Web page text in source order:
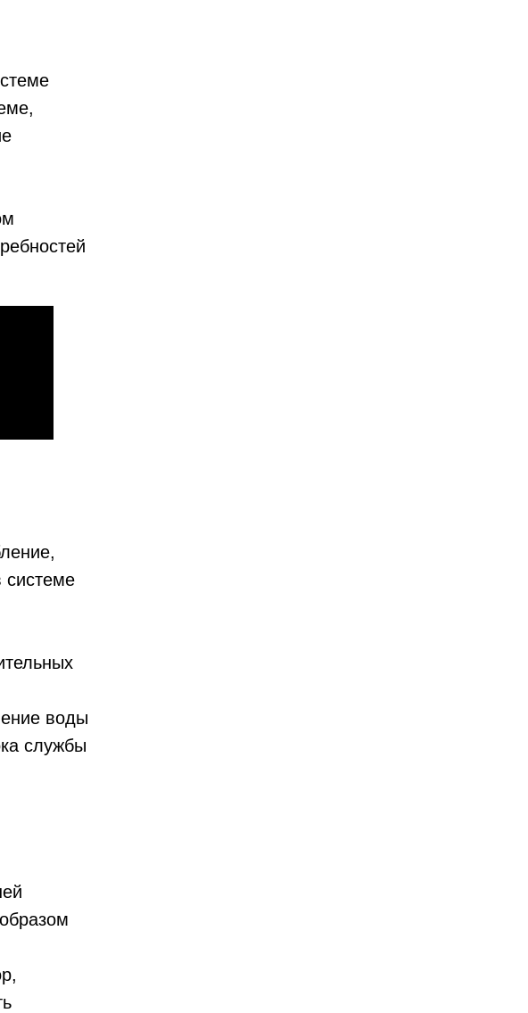
системе
воды
службы